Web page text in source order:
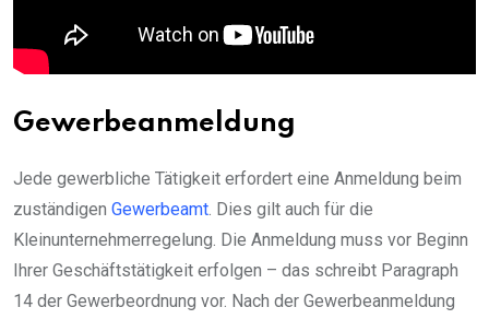
Gewerbeanmeldung
Jede gewerbliche Tätigkeit erfordert eine Anmeldung beim
zuständigen Gewerbeamt . Dies gilt auch für die
Kleinunternehmerregelung. Die Anmeldung muss vor Beginn
Ihrer Geschäftstätigkeit erfolgen – das schreibt Paragraph
14 der Gewerbeordnung vor. Nach der Gewerbeanmeldung